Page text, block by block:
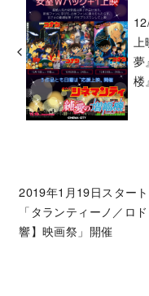
夢
楼
2019年1月19日スター
「タランティーノ／ロ
響】映画祭」開催